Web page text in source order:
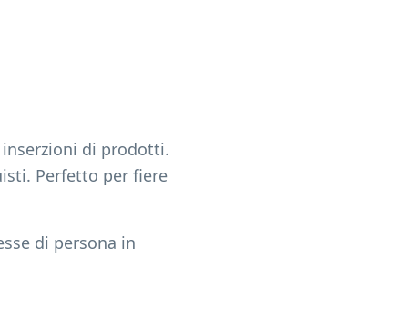
inserzioni di prodotti.
Perfetto per fiere
di persona in